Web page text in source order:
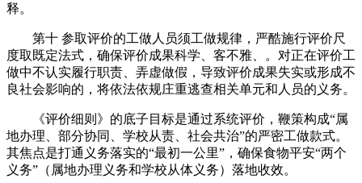
释。
第十 参取评价的工做人员须工做规律，严酷施行评价尺
度取既定法式，确保评价成果科学、客不雅、。对正在评价工
做中不认实履行职责、弄虚做假，导致评价成果失实或形成不
良社会影响的，将依法依规庄重逃查相关单元和人员的义务。
《评价细则》的底子目标是通过系统评价，鞭策构成“属
地办理、部分协同、学校从责、社会共治”的严密工做款式。
其焦点是打通义务落实的“最初一公里”，确保食物平安“两个
义务”（属地办理义务和学校从体义务）落地收效。